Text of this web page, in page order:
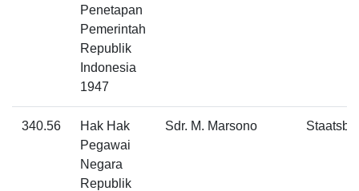
Penetapan
Pemerintah
Republik
Indonesia
1947
340.56
Hak Hak
Pegawai
Negara
Republik
Sdr. M. Marsono